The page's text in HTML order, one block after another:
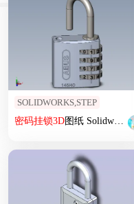
SOLIDWORKS,STEP
密码挂锁3D图纸 Solidworks设计